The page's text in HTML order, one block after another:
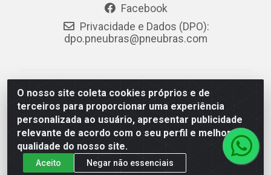
O nosso site coleta cookies próprios e de
terceiros para proporcionar uma experiência
personalizada ao usuário, apresentar publicidade
relevante de acordo com o seu perfil e melhorar a
qualidade do nosso site.
Aceito Negar não essenciais
Facebook
Privacidade e Dados (DPO):
dpo.pneubras@pneubras.com
PneuBras - Rodovia BR-101, KM 82 - Prazeres,
Jaboatão dos Guararapes/PE - CEP 54.335-000 - CNPJ
08.678.386/0001-05 - Pneubras Comércio de Pneus
Ltda